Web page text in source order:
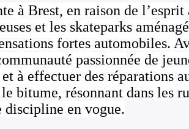
à Brest, en raison de
et les skateparks
fortes automobiles.
passionnée de
à effectuer des réparations
bitume, résonnant dans les
discipline en vogue.